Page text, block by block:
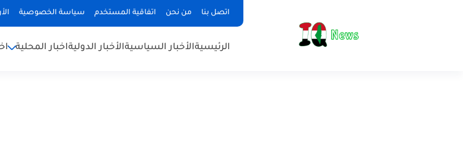
اتصل بنا من نحن اتفاقية المستخدم سياسة الخصوصية
الرئيسيةالأخبار السياسيةالأخبار الدوليةاخبار المحلية